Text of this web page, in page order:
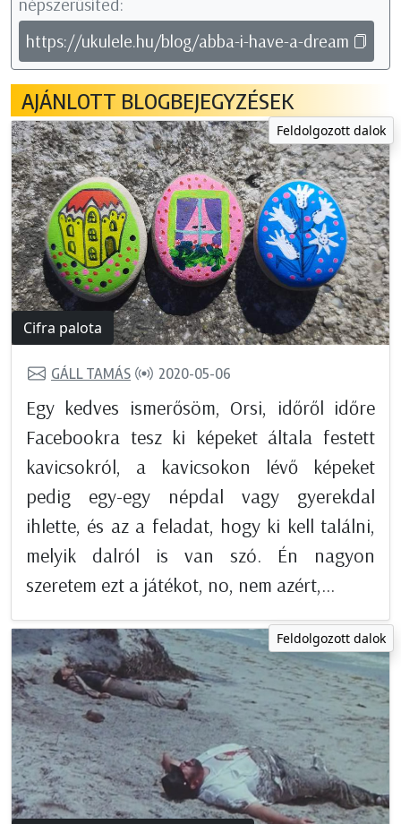
https://ukulele.hu/blog/abba-i-have-a-dream
AJÁNLOTT BLOGBEJEGYZÉSEK
Feldolgozott dalok
Cifra palota
GÁLL TAMÁS 2020-05-06
Egy kedves ismerősöm, Orsi, időről időre
Facebookra tesz ki képeket általa festett
kavicsokról, a kavicsokon lévő képeket
pedig egy-egy népdal vagy gyerekdal
ihlette, és az a feladat, hogy ki kell találni,
melyik dalról is van szó. Én nagyon
szeretem ezt a játékot, no, nem azért,...
Feldolgozott dalok